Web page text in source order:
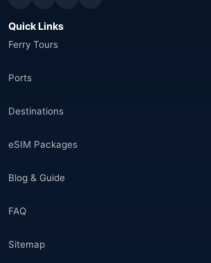
Quick Links
Ferry Tours
Ports
Destinations
eSIM Packages
Blog & Guide
FAQ
Sitemap